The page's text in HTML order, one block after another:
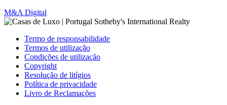
M&A Digital
Termo de responsabilidade
Termos de utilização
Condições de utilização
Copyright
Resolução de litígios
Política de privacidade
Livro de Reclamações